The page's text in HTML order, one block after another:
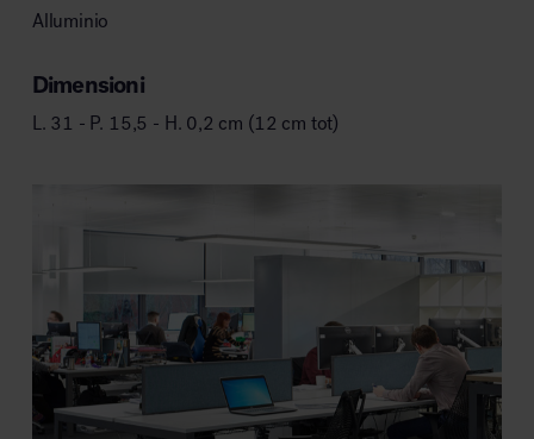
Alluminio
Dimensioni
L. 31 - P. 15,5 - H. 0,2 cm (12 cm tot)